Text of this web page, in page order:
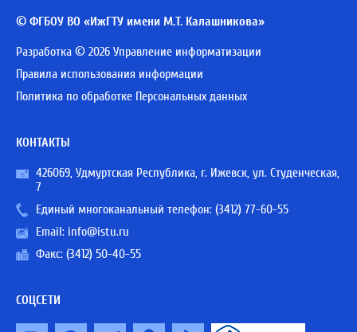
© ФГБОУ ВО «ИжГТУ имени М.Т. Калашникова»
Разработка © 2026 Управление информатизации
Правила использования информации
Политика по обработке Персональных данных
КОНТАКТЫ
426069, Удмуртская Республика, г. Ижевск, ул. Студенческая,
7
Единый многоканальный телефон: (3412) 77-60-55
Email: info@istu.ru
Факс: (3412) 50-40-55
СОЦСЕТИ